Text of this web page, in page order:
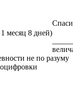
1 месяц 8 дней)
не по разуму
оцифровки